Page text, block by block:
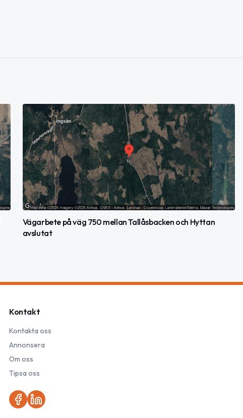
Vägarbete på väg 750 mellan Tallåsbacken och Hyttan
avslutat
Kontakt
Kontakta oss
Annonsera
Om oss
Tipsa oss